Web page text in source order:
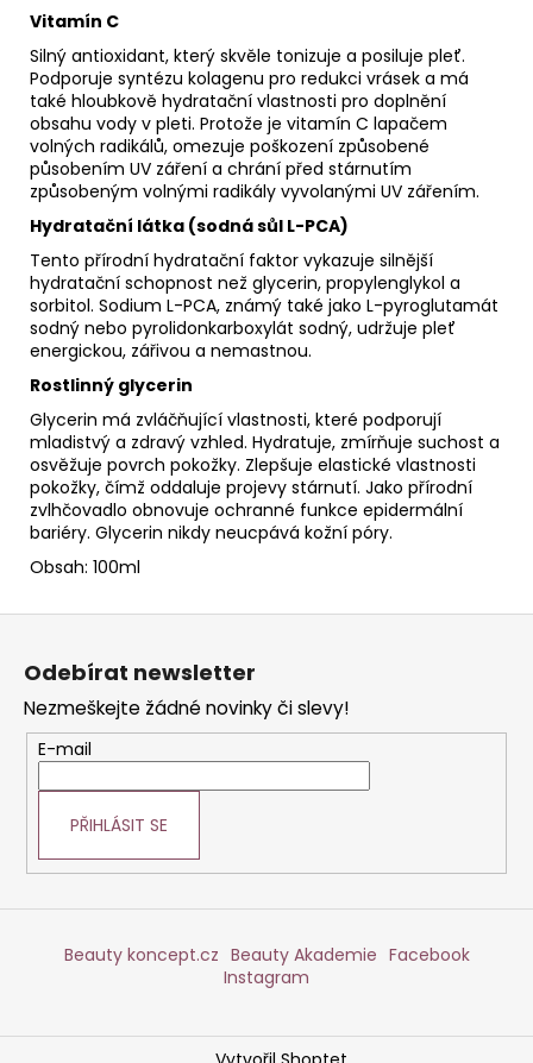
Vitamín C
Silný antioxidant, který skvěle tonizuje a posiluje pleť.
Podporuje syntézu kolagenu pro redukci vrásek a má
také hloubkově hydratační vlastnosti pro doplnění
obsahu vody v pleti. Protože je vitamín C lapačem
volných radikálů, omezuje poškození způsobené
působením UV záření a chrání před stárnutím
způsobeným volnými radikály vyvolanými UV zářením.
Hydratační látka (sodná sůl L-PCA)
Tento přírodní hydratační faktor vykazuje silnější
hydratační schopnost než glycerin, propylenglykol a
sorbitol. Sodium L-PCA, známý také jako L-pyroglutamát
sodný nebo pyrolidonkarboxylát sodný, udržuje pleť
energickou, zářivou a nemastnou.
Rostlinný glycerin
Glycerin má zvláčňující vlastnosti, které podporují
mladistvý a zdravý vzhled. Hydratuje, zmírňuje suchost a
osvěžuje povrch pokožky. Zlepšuje elastické vlastnosti
pokožky, čímž oddaluje projevy stárnutí. Jako přírodní
zvlhčovadlo obnovuje ochranné funkce epidermální
bariéry. Glycerin nikdy neucpává kožní póry.
Obsah: 100ml
Z
Odebírat newsletter
Nezmeškejte žádné novinky či slevy!
E-mail
PŘIHLÁSIT SE
Beauty koncept.cz Beauty Akademie Facebook
Instagram